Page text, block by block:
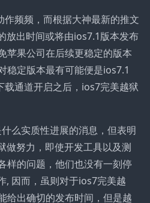
频频，而根据大神最新的推文
放出时间或将由ios7.1版本发布
苹果公司在后续更稳定的版本
稳定版本最有可能便是ios7.1
载通道开启之后，ios7完美越狱
么实质性进展的消息，但表明
做努力，即使开发工具以及测
样的问题，他们也没有一刻停
, 因而，虽则对于ios7完美越
给出确切的发布时间，但是越